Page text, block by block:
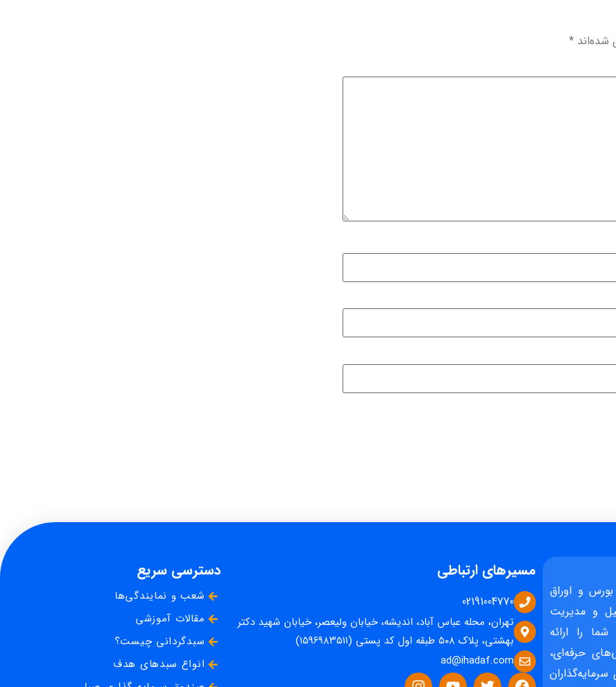
شده‌اند *
و اوراق
و مدیریت
را ارائه
حرفه‌ای،
مسیرهای ارتباطی
02191004770
تهران، محله عباس آباد، اندیشه، خیابان ولیعصر، خیابان شهید دکتر
بهشتی، پلاک ۵۰۸ طبقه اول کد پستی (۱۵۹۶۹۸۳۵۱۱)
ad@ihadaf.com
دسترسی سریع
شعب و نمایندگی‌ها
مقالات آموزشی
سبدگردانی چیست؟
انواع سبدهای هدف